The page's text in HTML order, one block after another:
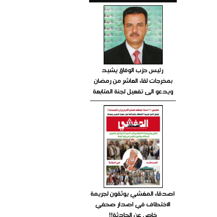
رئيس حزب الوفاق يشيد
بمخرجات لقاء العاشر من رمضان
ويدعو الى تفعيل لجنة المتابعة
اصدقاء المغشي يوثقون لجريمة
الاختطاف في اصدار صحفي
خاص عن الحادثة!!